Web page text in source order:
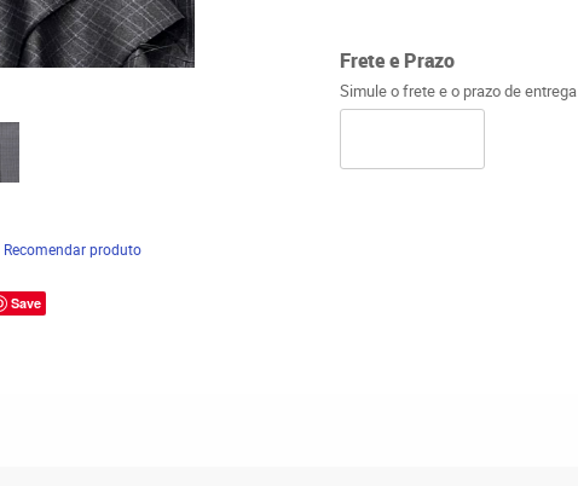
Recomendar produto
Save
Frete e Prazo
Simule o frete e o prazo de